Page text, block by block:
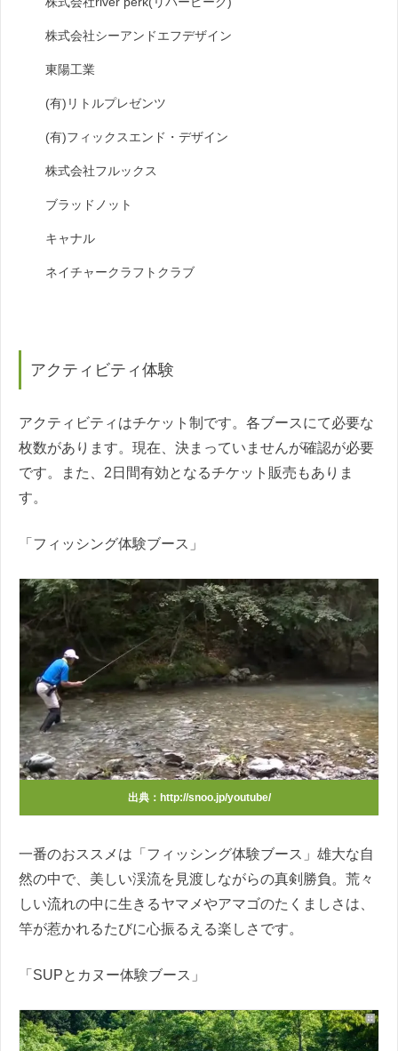
株式会社シーアンドエフデザイン
東陽工業
(有)リトルプレゼンツ
(有)フィックスエンド・デザイン
株式会社フルックス
ブラッドノット
キャナル
ネイチャークラフトクラブ
アクティビティ体験
アクティビティはチケット制です。各ブースにて必要な
枚数があります。現在、決まっていませんが確認が必要
です。また、2日間有効となるチケット販売もありま
す。
「フィッシング体験ブース」
出典：http://snoo.jp/youtube/
一番のおススメは 「フィッシング体験ブース」雄大な自
然の中で、美しい渓流を見渡しながらの真剣勝負。荒々
しい流れの中に生きるヤマメやアマゴのたくましさは、
竿が惹かれるたびに心振るえる楽しさです。
「 SUPとカヌー体験ブース 」